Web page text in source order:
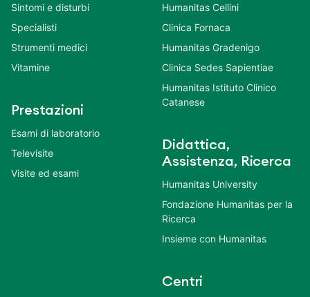
Sintomi e disturbi
Specialisti
Strumenti medici
Vitamine
Prestazioni
Esami di laboratorio
Televisite
Visite ed esami
Humanitas Cellini
Clinica Fornaca
Humanitas Gradenigo
Clinica Sedes Sapientiae
Humanitas Istituto Clinico
Catanese
Didattica,
Assistenza, Ricerca
Humanitas University
Fondazione Humanitas per la
Ricerca
Insieme con Humanitas
Centri